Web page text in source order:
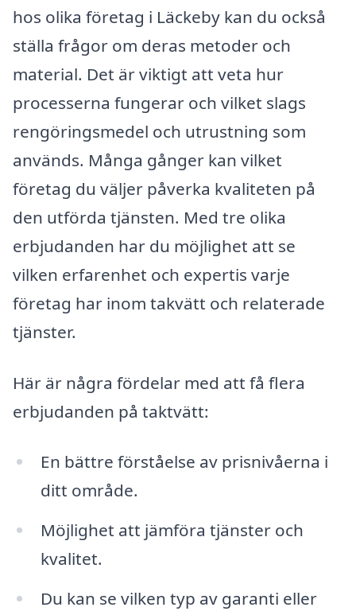
hos olika företag i Läckeby kan du också
ställa frågor om deras metoder och
material. Det är viktigt att veta hur
processerna fungerar och vilket slags
rengöringsmedel och utrustning som
används. Många gånger kan vilket
företag du väljer påverka kvaliteten på
den utförda tjänsten. Med tre olika
erbjudanden har du möjlighet att se
vilken erfarenhet och expertis varje
företag har inom takvätt och relaterade
tjänster.
Här är några fördelar med att få flera
erbjudanden på taktvätt:
En bättre förståelse av prisnivåerna i
ditt område.
Möjlighet att jämföra tjänster och
kvalitet.
Du kan se vilken typ av garanti eller